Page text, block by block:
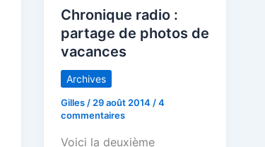
Chronique radio :
partage de photos de
vacances
Archives
Gilles/29 août 2014 /4
commentaires
Voici la deuxième